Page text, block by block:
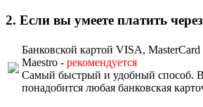
2. Если вы умеете платить
Банковской картой VISA, MasterCard
Maestro - рекомендуется
Самый быстрый и удобный способ.
понадобится любая банковская